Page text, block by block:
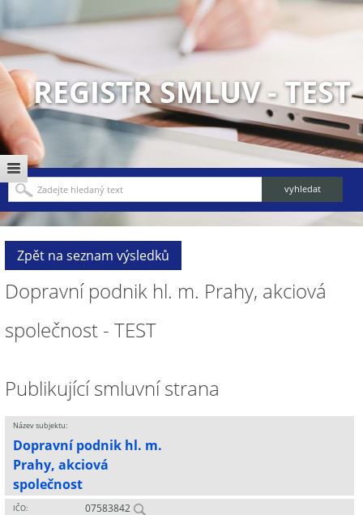
REGISTR SMLUV - TEST
Zpět na seznam výsledků
Dopravní podnik hl. m. Prahy, akciová
společnost - TEST
Publikující smluvní strana
Název subjektu:
Dopravní podnik hl. m.
Prahy, akciová
společnost
IČO: 07583842